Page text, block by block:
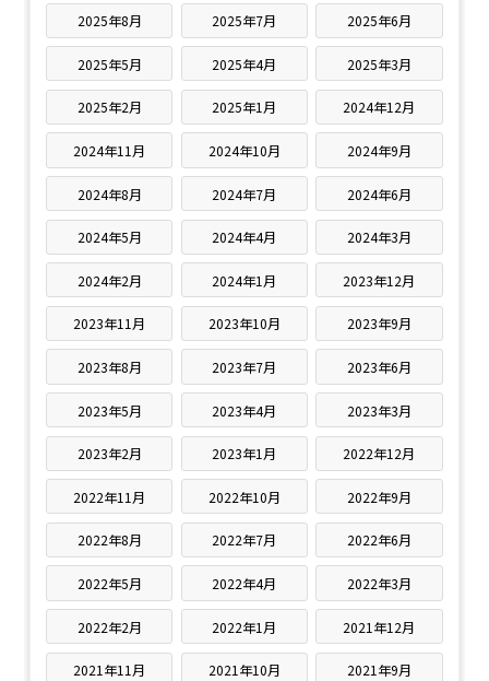
2025年8月 2025年7月 2025年6月
2025年5月 2025年4月 2025年3月
2025年2月 2025年1月 2024年12月
2024年11月 2024年10月 2024年9月
2024年8月 2024年7月 2024年6月
2024年5月 2024年4月 2024年3月
2024年2月 2024年1月 2023年12月
2023年11月 2023年10月 2023年9月
2023年8月 2023年7月 2023年6月
2023年5月 2023年4月 2023年3月
2023年2月 2023年1月 2022年12月
2022年11月 2022年10月 2022年9月
2022年8月 2022年7月 2022年6月
2022年5月 2022年4月 2022年3月
2022年2月 2022年1月 2021年12月
2021年11月 2021年10月 2021年9月